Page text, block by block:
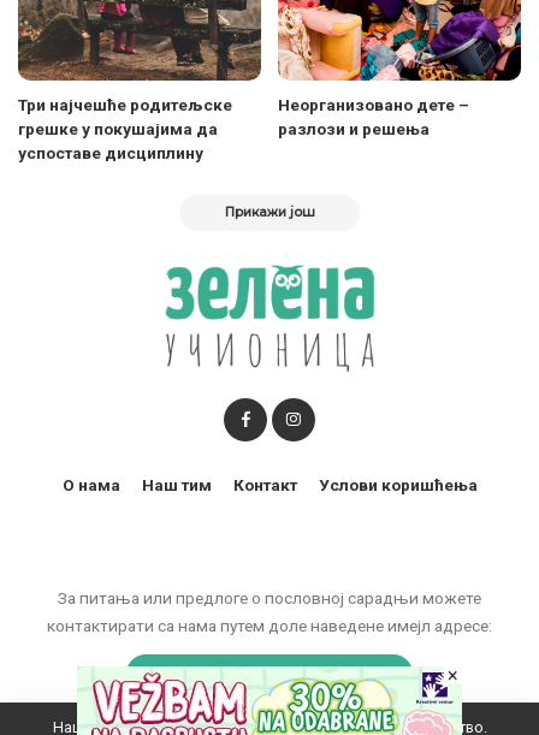
Три најчешће родитељске
грешке у покушајима да
успоставе дисциплину
Неорганизовано дете –
разлози и решења
Прикажи још
За питања или предлоге о пословној сарадњи можете
контактирати са нама путем доле наведене имејл адресе:
marketing@zelenaucionica.com
О нама Наш тим Контакт Услови коришћења
Наш вебсајт користи колачиће да побољша ваше искуство.
×